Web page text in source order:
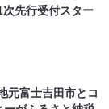
先行受付スター
元富士吉田市とコ